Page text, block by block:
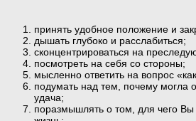
принять удобное положение и
дышать глубоко и расслабиться;
сконцентрироваться на
посмотреть на себя со стороны;
мысленно ответить на вопрос
подумать над тем, почему могла
удача;
поразмышлять о том, для чего Вы